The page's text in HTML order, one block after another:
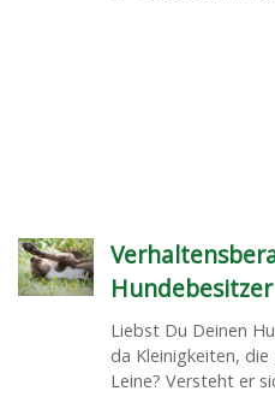
Hundebesitzer
Liebst Du Deinen
da Kleinigkeiten,
Leine? Versteht er